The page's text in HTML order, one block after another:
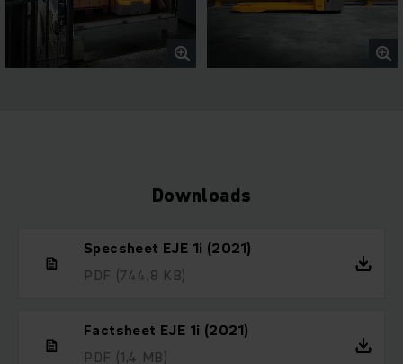
Downloads
Specsheet EJE 1i (2021)
PDF (744,8 KB)
Factsheet EJE 1i (2021)
PDF (1,4 MB)